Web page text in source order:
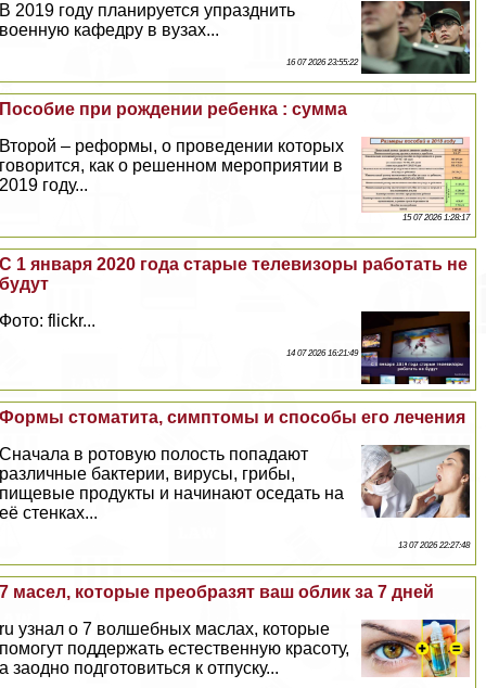
В 2019 году планируется упразднить
военную кафедру в вузах...
16 07 2026 23:55:22
Пособие при рождении ребенка : сумма
Второй – реформы, о проведении которых
говорится, как о решенном мероприятии в
2019 году...
15 07 2026 1:28:17
С 1 января 2020 года старые телевизоры работать не
будут
Фото: flickr...
14 07 2026 16:21:49
Формы стоматита, симптомы и способы его лечения
Сначала в ротовую полость попадают
различные бактерии, вирусы, грибы,
пищевые продукты и начинают оседать на
её стенках...
13 07 2026 22:27:48
7 масел, которые преобразят ваш облик за 7 дней
ru узнал о 7 волшебных маслах, которые
помогут поддержать естественную красоту,
а заодно подготовиться к отпуску...